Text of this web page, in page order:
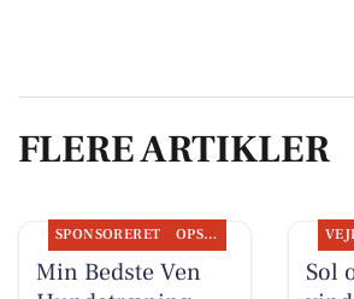
FLERE ARTIKLER
SPONSORERET OPSLAGSTAVLEN
Min Bedste Ven
Sol